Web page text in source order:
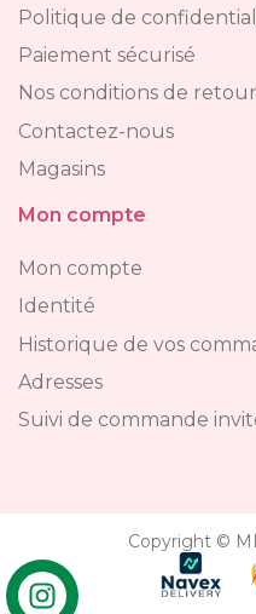
Politique de
Paiement sécurisé
Nos conditions de retour
Contactez-nous
Magasins
Mon compte
Mon compte
Identité
Historique de vos
Adresses
Suivi de commande
Copyright ©